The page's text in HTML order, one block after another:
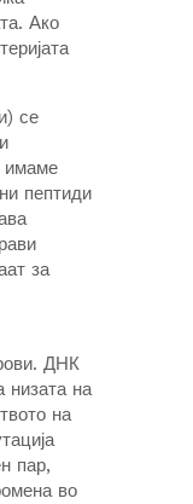
Ако
се
имаме
пептиди
за
ДНК
низата на
на
пар,
во